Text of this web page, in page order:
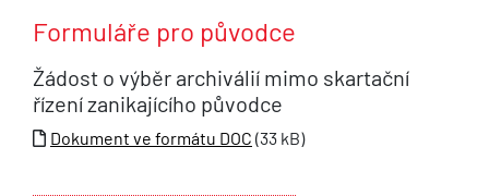
Formuláře pro původce
Žádost o výběr archiválií mimo skartační
řízení zanikajícího původce
Dokument ve formátu DOC (33 kB)